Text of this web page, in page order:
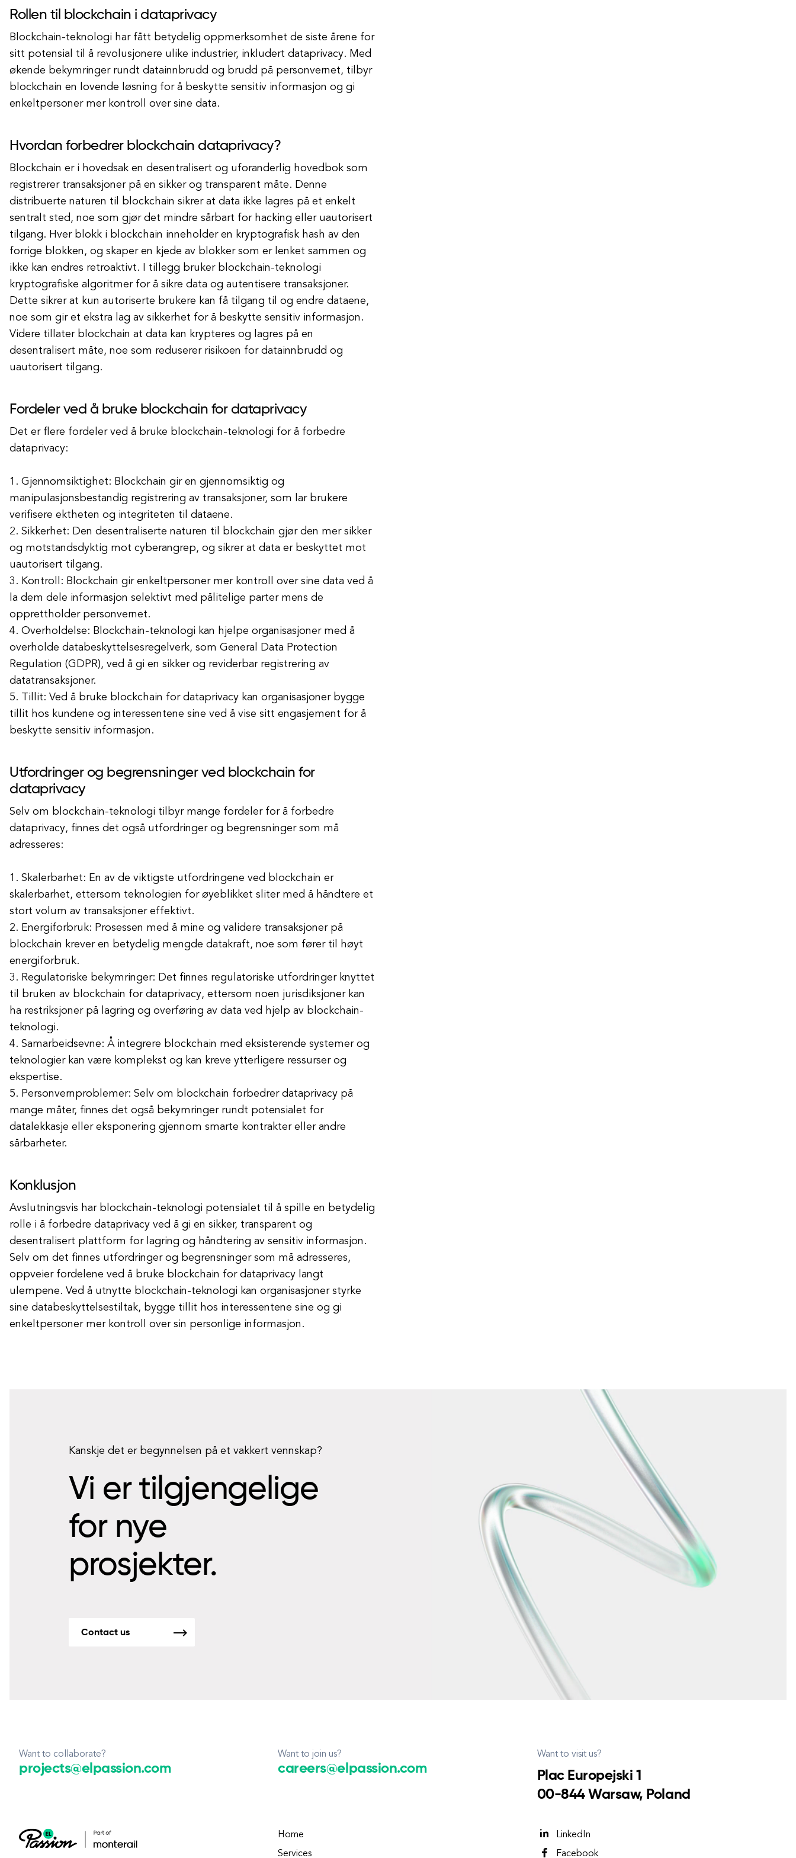
Rollen til blockchain i dataprivacy
Blockchain-teknologi har fått betydelig oppmerksomhet de siste årene for
sitt potensial til å revolusjonere ulike industrier, inkludert dataprivacy. Med
økende bekymringer rundt datainnbrudd og brudd på personvernet, tilbyr
blockchain en lovende løsning for å beskytte sensitiv informasjon og gi
enkeltpersoner mer kontroll over sine data.
Hvordan forbedrer blockchain dataprivacy?
Blockchain er i hovedsak en desentralisert og uforanderlig hovedbok som
registrerer transaksjoner på en sikker og transparent måte. Denne
distribuerte naturen til blockchain sikrer at data ikke lagres på et enkelt
sentralt sted, noe som gjør det mindre sårbart for hacking eller uautorisert
tilgang. Hver blokk i blockchain inneholder en kryptografisk hash av den
forrige blokken, og skaper en kjede av blokker som er lenket sammen og
ikke kan endres retroaktivt. I tillegg bruker blockchain-teknologi
kryptografiske algoritmer for å sikre data og autentisere transaksjoner.
Dette sikrer at kun autoriserte brukere kan få tilgang til og endre dataene,
noe som gir et ekstra lag av sikkerhet for å beskytte sensitiv informasjon.
Videre tillater blockchain at data kan krypteres og lagres på en
desentralisert måte, noe som reduserer risikoen for datainnbrudd og
uautorisert tilgang.
Fordeler ved å bruke blockchain for dataprivacy
Det er flere fordeler ved å bruke blockchain-teknologi for å forbedre
dataprivacy:
1. Gjennomsiktighet: Blockchain gir en gjennomsiktig og
manipulasjonsbestandig registrering av transaksjoner, som lar brukere
verifisere ektheten og integriteten til dataene.
2. Sikkerhet: Den desentraliserte naturen til blockchain gjør den mer sikker
og motstandsdyktig mot cyberangrep, og sikrer at data er beskyttet mot
uautorisert tilgang.
3. Kontroll: Blockchain gir enkeltpersoner mer kontroll over sine data ved å
la dem dele informasjon selektivt med pålitelige parter mens de
opprettholder personvernet.
4. Overholdelse: Blockchain-teknologi kan hjelpe organisasjoner med å
overholde databeskyttelsesregelverk, som General Data Protection
Regulation (GDPR), ved å gi en sikker og reviderbar registrering av
datatransaksjoner.
5. Tillit: Ved å bruke blockchain for dataprivacy kan organisasjoner bygge
tillit hos kundene og interessentene sine ved å vise sitt engasjement for å
beskytte sensitiv informasjon.
Utfordringer og begrensninger ved blockchain for
dataprivacy
Selv om blockchain-teknologi tilbyr mange fordeler for å forbedre
dataprivacy, finnes det også utfordringer og begrensninger som må
adresseres:
1. Skalerbarhet: En av de viktigste utfordringene ved blockchain er
skalerbarhet, ettersom teknologien for øyeblikket sliter med å håndtere et
stort volum av transaksjoner effektivt.
2. Energiforbruk: Prosessen med å mine og validere transaksjoner på
blockchain krever en betydelig mengde datakraft, noe som fører til høyt
energiforbruk.
3. Regulatoriske bekymringer: Det finnes regulatoriske utfordringer knyttet
til bruken av blockchain for dataprivacy, ettersom noen jurisdiksjoner kan
ha restriksjoner på lagring og overføring av data ved hjelp av blockchain-
teknologi.
4. Samarbeidsevne: Å integrere blockchain med eksisterende systemer og
teknologier kan være komplekst og kan kreve ytterligere ressurser og
ekspertise.
5. Personvernproblemer: Selv om blockchain forbedrer dataprivacy på
mange måter, finnes det også bekymringer rundt potensialet for
datalekkasje eller eksponering gjennom smarte kontrakter eller andre
sårbarheter.
Konklusjon
Avslutningsvis har blockchain-teknologi potensialet til å spille en betydelig
rolle i å forbedre dataprivacy ved å gi en sikker, transparent og
desentralisert plattform for lagring og håndtering av sensitiv informasjon.
Selv om det finnes utfordringer og begrensninger som må adresseres,
oppveier fordelene ved å bruke blockchain for dataprivacy langt
ulempene. Ved å utnytte blockchain-teknologi kan organisasjoner styrke
sine databeskyttelsestiltak, bygge tillit hos interessentene sine og gi
enkeltpersoner mer kontroll over sin personlige informasjon.
Kanskje det er begynnelsen på et vakkert vennskap?
Vi er tilgjengelige
for nye
prosjekter.
Contact us
Want to collaborate?
projects@elpassion.com
Want to join us?
careers@elpassion.com
Want to visit us?
Plac Europejski 1
00-844 Warsaw, Poland
Home
Services
LinkedIn
Facebook